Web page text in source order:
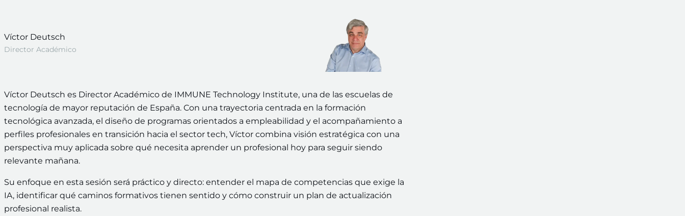
Víctor Deutsch
Director Académico
Víctor Deutsch es Director Académico de IMMUNE Technology Institute, una de las escuelas de
tecnología de mayor reputación de España. Con una trayectoria centrada en la formación
tecnológica avanzada, el diseño de programas orientados a empleabilidad y el acompañamiento a
perfiles profesionales en transición hacia el sector tech, Víctor combina visión estratégica con una
perspectiva muy aplicada sobre qué necesita aprender un profesional hoy para seguir siendo
relevante mañana.
Su enfoque en esta sesión será práctico y directo: entender el mapa de competencias que exige la
IA, identificar qué caminos formativos tienen sentido y cómo construir un plan de actualización
profesional realista.